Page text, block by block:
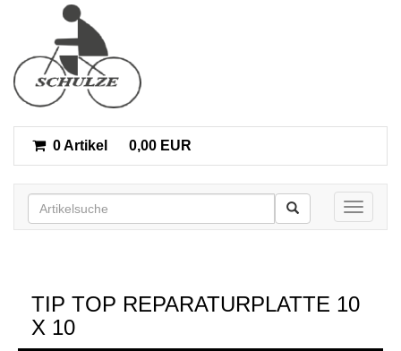
0 Artikel 0,00 EUR
Toggle
TIP TOP REPARATURPLATTE 10
X 10